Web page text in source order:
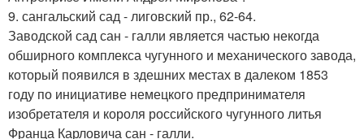
9. сангальский сад - лиговский пр., 62-64.
Заводской сад сан - галли является частью некогда
обширного комплекса чугунного и механического завода,
который появился в здешних местах в далеком 1853
году по инициативе немецкого предпринимателя
изобретателя и короля российского чугунного литья
Франца Карловича сан - галли.